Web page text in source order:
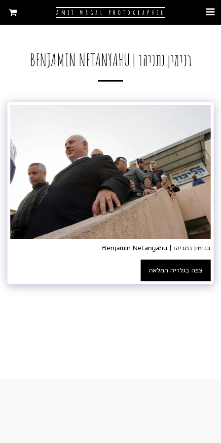
Amit Magal photographer
בנימין נתניהו | BENJAMIN NETANYAHU
בנימין נתניהו | Benjamin Netanyahu
צפה בגלריה המלאה